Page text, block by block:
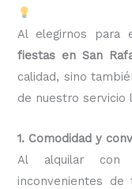
Al elegirnos para
fiestas en San
calidad, sino
de nuestro servicio
1. Comodidad y
Al alquilar
inconvenientes